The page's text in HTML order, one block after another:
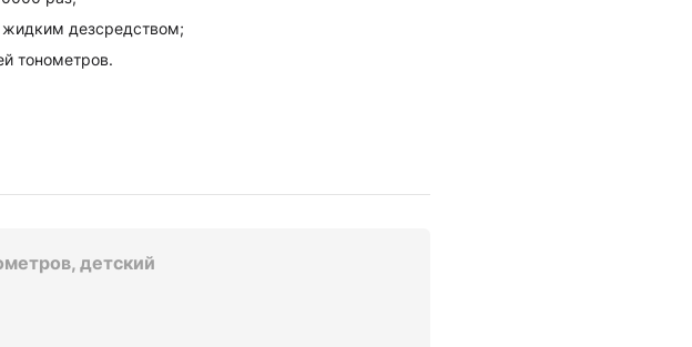
дезсредством;
тонометров.
детский